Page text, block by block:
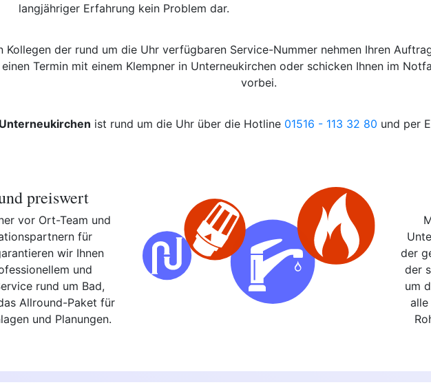
langjähriger Erfahrung kein Problem dar.
Kollegen der rund um die Uhr verfügbaren Service-Nummer nehmen Ihren
Termin mit einem Klempner in Unterneukirchen oder schicken Ihnen im
vorbei.
ist rund um die Uhr über die Hotline 01516 - 113 32 80 und per
preiswert
vor Ort-Team und
für
wir Ihnen
und
rund um Bad,
Allround-Paket für
und Planungen.
der
der
um